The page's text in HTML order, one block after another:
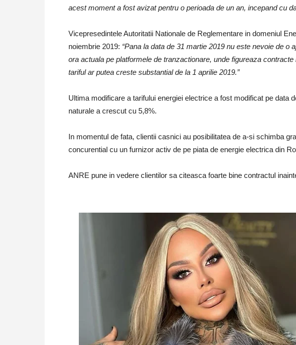
acest moment a fost avizat pentru o perioada de un an, incepand cu
Vicepresedintele Autoritatii Nationale de Reglementare in domeniul
noiembrie 2019: “Pana la data de 31 martie 2019 nu este nevoie de
ora actuala pe platformele de tranzactionare, unde figureaza
tariful ar putea creste substantial de la 1 aprilie 2019.”
Ultima modificare a tarifului energiei electrice a fost modificat pe data
naturale a crescut cu 5,8%.
In momentul de fata, clientii casnici au posibilitatea de a-si schimba
concurential cu un furnizor activ de pe piata de energie electrica din
ANRE pune in vedere clientilor sa citeasca foarte bine contractul